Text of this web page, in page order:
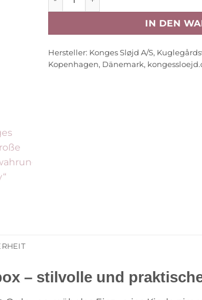
IN DEN
Hersteller: Konges Sløjd A/S,
Kopenhagen, Dänemark,
– stilvolle und